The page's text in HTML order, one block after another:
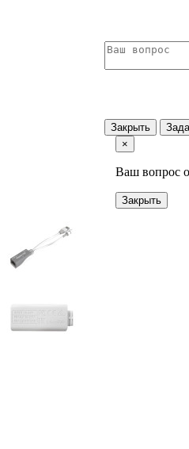
Закрыть
×
Ваш вопрос
Закрыть